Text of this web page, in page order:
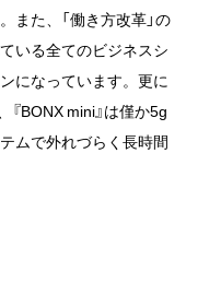
また、「働き方改革」の
いる全てのビジネスシ
になっています。更に
『BONX mini』は僅か5g
ムで外れづらく長時間